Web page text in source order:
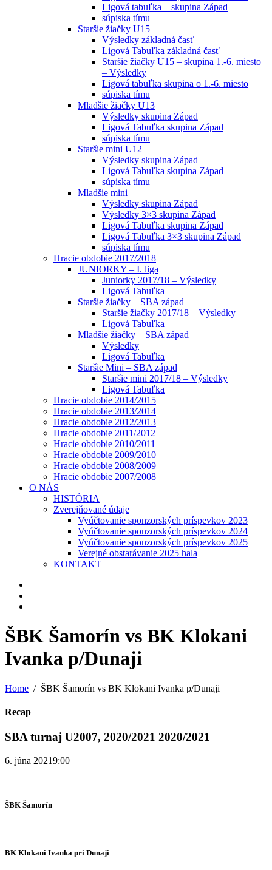
Ligová tabuľka – skupina Západ
súpiska tímu
Staršie žiačky U15
Výsledky základná časť
Ligová Tabuľka základná časť
Staršie žiačky U15 – skupina 1.-6. miesto
– Výsledky
Ligová tabuľka skupina o 1.-6. miesto
súpiska tímu
Mladšie žiačky U13
Výsledky skupina Západ
Ligová Tabuľka skupina Západ
súpiska tímu
Staršie mini U12
Výsledky skupina Západ
Ligová Tabuľka skupina Západ
súpiska tímu
Mladšie mini
Výsledky skupina Západ
Výsledky 3×3 skupina Západ
Ligová Tabuľka skupina Západ
Ligová Tabuľka 3×3 skupina Západ
súpiska tímu
Hracie obdobie 2017/2018
JUNIORKY – I. liga
Juniorky 2017/18 – Výsledky
Ligová Tabuľka
Staršie žiačky – SBA západ
Staršie žiačky 2017/18 – Výsledky
Ligová Tabuľka
Mladšie žiačky – SBA západ
Výsledky
Ligová Tabuľka
Staršie Mini – SBA západ
Staršie mini 2017/18 – Výsledky
Ligová Tabuľka
Hracie obdobie 2014/2015
Hracie obdobie 2013/2014
Hracie obdobie 2012/2013
Hracie obdobie 2011/2012
Hracie obdobie 2010/2011
Hracie obdobie 2009/2010
Hracie obdobie 2008/2009
Hracie obdobie 2007/2008
O NÁS
HISTÓRIA
Zverejňované údaje
Vyúčtovanie sponzorských príspevkov 2023
Vyúčtovanie sponzorských príspevkov 2024
Vyúčtovanie sponzorských príspevkov 2025
Verejné obstarávanie 2025 hala
KONTAKT
ŠBK Šamorín vs BK Klokani
Ivanka p/Dunaji
Home ŠBK Šamorín vs BK Klokani Ivanka p/Dunaji
Recap
SBA turnaj U2007, 2020/2021 2020/2021
6. júna 20219:00
ŠBK Šamorín
BK Klokani Ivanka pri Dunaji